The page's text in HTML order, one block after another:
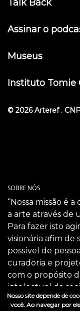
Talk Back
Assinar o
Museus
Instituto Tomie
© 2026 Arteref .
SOBRE NÓS
“Nossa missão é
a arte através de
Para fazer isto
visionária afim de
possível de
curadoria e
com o propósito
intelectual da
SIGA-NOS
Nosso site depende de
você. Ao navegar por